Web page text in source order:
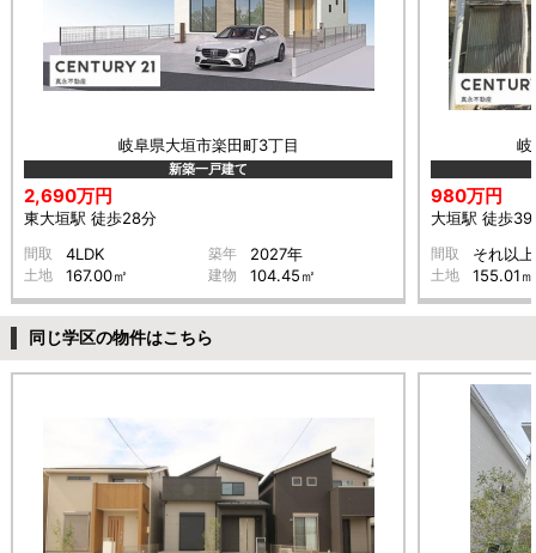
岐阜県大垣市楽田町3丁目
新築一戸建て
2,690万円
東大垣駅 徒歩28分
間取 4LDK 築年 2027年
土地 167.00㎡ 建物 104.45㎡
岐
980万円
大垣駅 徒歩39
間取 それ以上
土地 155.01㎡
同じ学区の物件はこちら